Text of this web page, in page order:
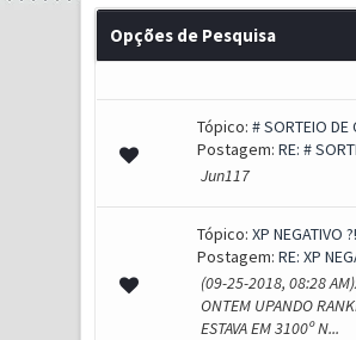
Opções de Pesquisa
Tópico: # SORTEIO DE
Postagem: RE: #
Jun117
Tópico: XP NEGATIVO
Postagem: RE: XP
(09-25-2018, 08:28
ONTEM UPANDO
ESTAVA EM 3100º N...